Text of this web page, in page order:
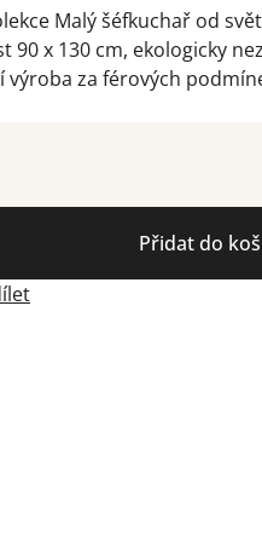
Přidat do
Malý šéfkuchař od
90 x 130 cm, ekologicky
výroba za férových